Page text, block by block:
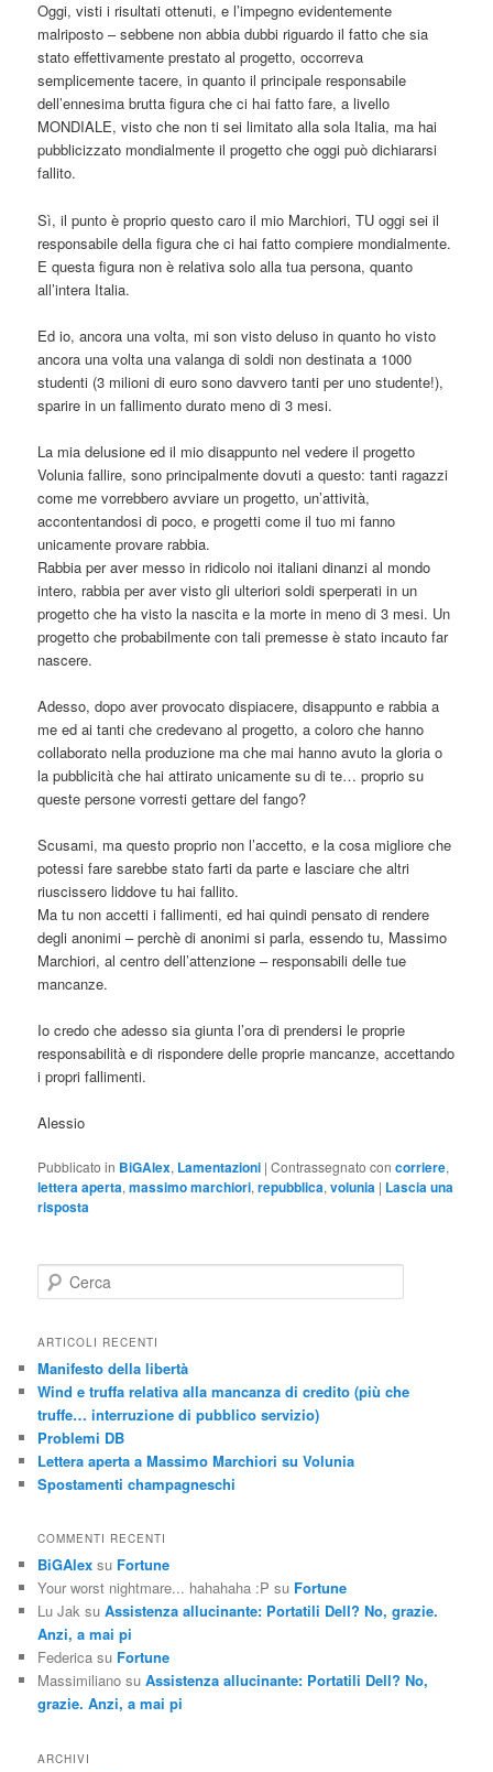
Oggi, visti i risultati ottenuti, e l’impegno evidentemente
malriposto – sebbene non abbia dubbi riguardo il fatto che sia
stato effettivamente prestato al progetto, occorreva
semplicemente tacere, in quanto il principale responsabile
dell’ennesima brutta figura che ci hai fatto fare, a livello
MONDIALE, visto che non ti sei limitato alla sola Italia, ma hai
pubblicizzato mondialmente il progetto che oggi può dichiararsi
fallito.
Sì, il punto è proprio questo caro il mio Marchiori, TU oggi sei il
responsabile della figura che ci hai fatto compiere mondialmente.
E questa figura non è relativa solo alla tua persona, quanto
all’intera Italia.
Ed io, ancora una volta, mi son visto deluso in quanto ho visto
ancora una volta una valanga di soldi non destinata a 1000
studenti (3 milioni di euro sono davvero tanti per uno studente!),
sparire in un fallimento durato meno di 3 mesi.
La mia delusione ed il mio disappunto nel vedere il progetto
Volunia fallire, sono principalmente dovuti a questo: tanti ragazzi
come me vorrebbero avviare un progetto, un’attività,
accontentandosi di poco, e progetti come il tuo mi fanno
unicamente provare rabbia.
Rabbia per aver messo in ridicolo noi italiani dinanzi al mondo
intero, rabbia per aver visto gli ulteriori soldi sperperati in un
progetto che ha visto la nascita e la morte in meno di 3 mesi. Un
progetto che probabilmente con tali premesse è stato incauto far
nascere.
Adesso, dopo aver provocato dispiacere, disappunto e rabbia a
me ed ai tanti che credevano al progetto, a coloro che hanno
collaborato nella produzione ma che mai hanno avuto la gloria o
la pubblicità che hai attirato unicamente su di te… proprio su
queste persone vorresti gettare del fango?
Scusami, ma questo proprio non l’accetto, e la cosa migliore che
potessi fare sarebbe stato farti da parte e lasciare che altri
riuscissero liddove tu hai fallito.
Ma tu non accetti i fallimenti, ed hai quindi pensato di rendere
degli anonimi – perchè di anonimi si parla, essendo tu, Massimo
Marchiori, al centro dell’attenzione – responsabili delle tue
mancanze.
Io credo che adesso sia giunta l’ora di prendersi le proprie
responsabilità e di rispondere delle proprie mancanze, accettando
i propri fallimenti.
Alessio
Pubblicato in BiGAlex, Lamentazioni |Contrassegnato con corriere,
lettera aperta,massimo marchiori,repubblica,volunia | Lascia una
risposta
e
c
ARTICOLI RECENTI
Manifesto della libertà
Wind e truffa relativa alla mancanza di credito (più che
truffe… interruzione di pubblico servizio)
Problemi DB
Lettera aperta a Massimo Marchiori su Volunia
Spostamenti champagneschi
COMMENTI RECENTI
BiGAlex su Fortune
Your worst nightmare... hahahaha :P su Fortune
Lu Jak suAssistenza allucinante: Portatili Dell? No, grazie.
Anzi, a mai pi
Federica su Fortune
Massimiliano suAssistenza allucinante: Portatili Dell? No,
grazie. Anzi, a mai pi
ARCHIVI